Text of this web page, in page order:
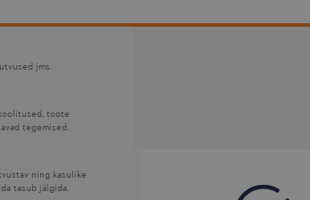
jms.
toote
tegemised.
ning kasulike
tasub jälgida.